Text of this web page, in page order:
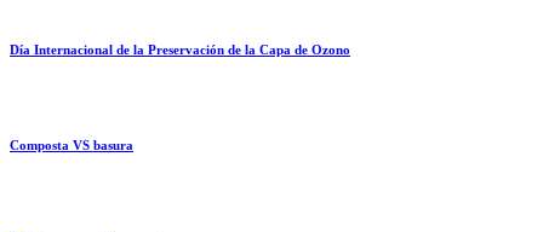
Día Internacional de la Preservación de la Capa de Ozono
Composta VS basura